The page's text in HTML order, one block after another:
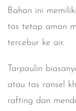
Bahan ini
tas tetap aman
tercebur ke air.
Tarpaulin
atau tas ransel
rafting dan